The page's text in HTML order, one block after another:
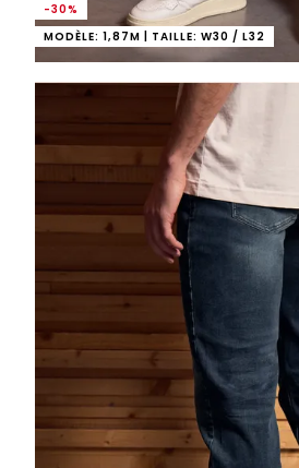
-30%
MODÈLE: 1,87M | TAILLE: W30 / L32